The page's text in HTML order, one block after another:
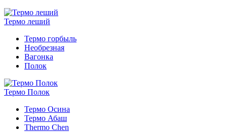
Термо леший
Термо горбыль
Необрезная
Вагонка
Полок
Термо Полок
Термо Осина
Термо Абаш
Thermo Chen